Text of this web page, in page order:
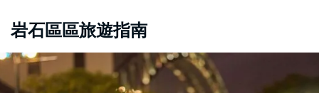
岩石區區旅遊指南